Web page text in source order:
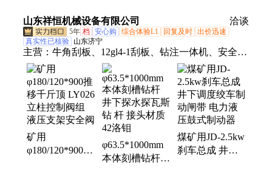
程用
展储气能力强
鸿霖
山东祥恒机械设备有限公司 洽谈
5年 档 安心购 综合体验L1 回复及时 出价迅速
真实性已核验 山东济宁
主营： 牛角刮板、12gl4-1刮板、钻注一体机、安全
阀、注浆加固钻机、调质煤机锻造件
矿用
φ180/120*900推
φ63.5*1000mm
本体刻槽钻杆
煤矿用JD-2.5kw
刹车总成 井下